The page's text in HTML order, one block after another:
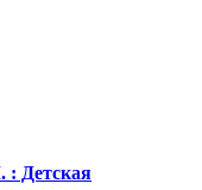
: Детская